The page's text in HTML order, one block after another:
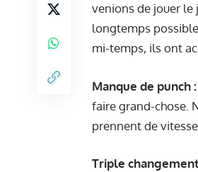
venions de jouer le
longtemps
mi-temps, ils ont
Manque de punch :
faire grand-chose.
prennent de
Triple